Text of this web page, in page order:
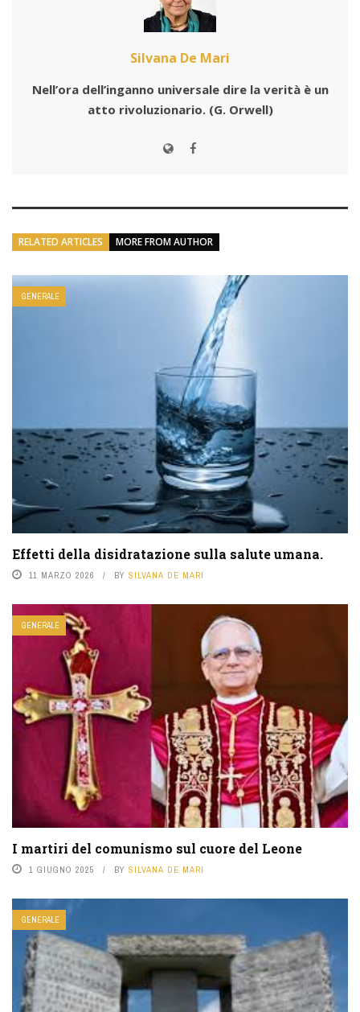
Silvana De Mari
Nell’ora dell’inganno universale dire la verità è un
atto rivoluzionario. (G. Orwell)
RELATED ARTICLES MORE FROM AUTHOR
GENERALE
Effetti della disidratazione sulla salute umana.
11 MARZO 2026 BY SILVANA DE MARI
GENERALE
I martiri del comunismo sul cuore del Leone
1 GIUGNO 2025 BY SILVANA DE MARI
GENERALE